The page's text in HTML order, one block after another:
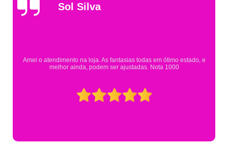
Gsutavo Pinto
Pesquisei em mais de 20 lojas e só encontrei a fantasia de meu filho na
Eureka. Cheguei praticamente no horário em que estavam fechando e
mesmo assim fui muito bem atendido.